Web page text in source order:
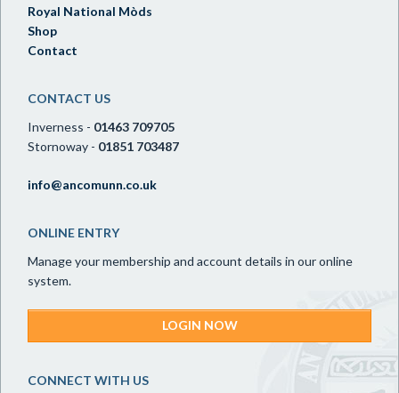
Royal National Mòds
Shop
Contact
CONTACT US
Inverness - 01463 709705
Stornoway - 01851 703487
info@ancomunn.co.uk
ONLINE ENTRY
Manage your membership and account details in our online
system.
LOGIN NOW
CONNECT WITH US